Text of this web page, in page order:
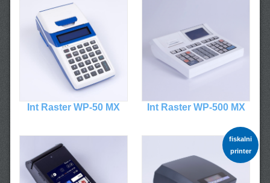
Int Raster WP-50 MX Int Raster WP-500 MX
fiskalni
printer